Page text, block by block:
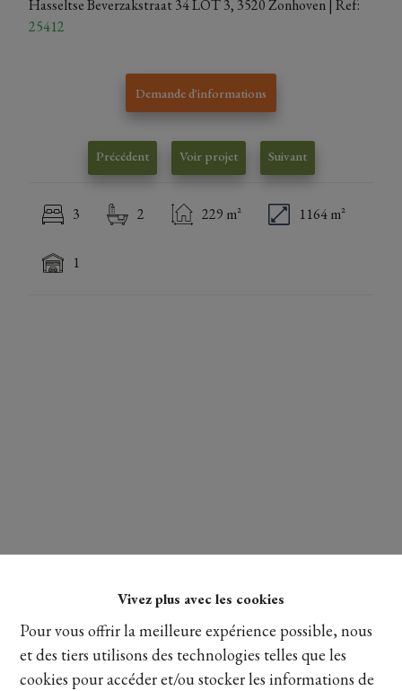
Vivez plus avec les cookies
Pour vous offrir la meilleure expérience possible, nous
et des tiers utilisons des technologies telles que les
cookies pour accéder et/ou stocker les informations de
Hasseltse Beverzakstraat 34 LOT 3, 3520 Zonhoven | Ref:
25412
Demande d'informations
Précédent Voir projet Suivant
3 2 229 m² 1164 m²
1